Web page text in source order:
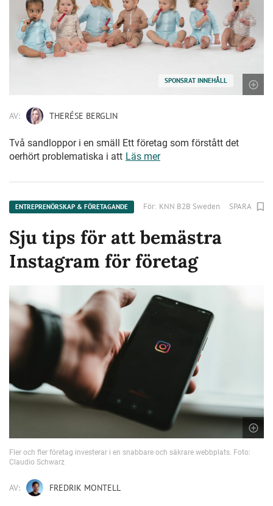
SPONSRAT INNEHÅLL
AV: THERÉSE BERGLIN
Två sandloppor i en smäll Ett företag som förstått det
oerhört problematiska i att Läs mer
ENTREPRENÖRSKAP & FÖRETAGANDE För: KNN B2B Sweden SPARA
Sju tips för att bemästra
Instagram för företag
Fler och fler företag investerar i en snabbare och säkrare webbplats. Foto:
Claudio Schwarz
AV: FREDRIK MONTELL